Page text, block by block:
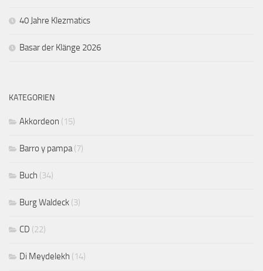
40 Jahre Klezmatics
Basar der Klänge 2026
KATEGORIEN
Akkordeon (15)
Barro y pampa(7)
Buch (34)
Burg Waldeck (3)
CD (22)
Di Meydelekh (14)